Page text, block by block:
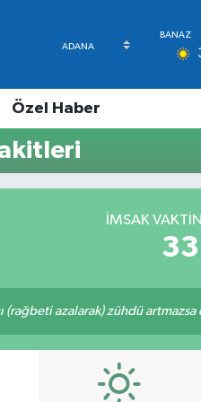
Özel Haber
İMSAK
(rağbeti azalarak) zühdü